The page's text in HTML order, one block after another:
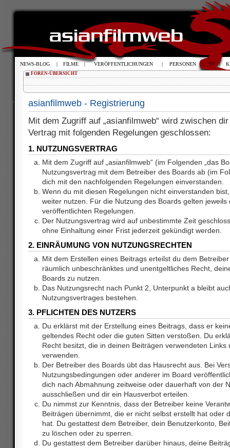
FOREN-ÜBERSICHT
asianfilmweb - Registrierung
Mit dem Zugriff auf „asianfilmweb“ wird zwischen
Vertrag mit folgenden Regelungen geschlossen:
1. NUTZUNGSVERTRAG
Mit dem Zugriff auf „asianfilmweb“ (im Folgenden „das
Nutzungsvertrag mit dem Betreiber des Boards ab (im
dich mit den nachfolgenden Regelungen einverstanden.
Wenn du mit diesen Regelungen nicht einverstanden
weiter nutzen. Für die Nutzung des Boards gelten jeweils
veröffentlichten Regelungen.
Der Nutzungsvertrag wird auf unbestimmte Zeit
ohne Einhaltung einer Frist jederzeit gekündigt werden.
2. EINRÄUMUNG VON NUTZUNGSRECHTEN
Mit dem Erstellen eines Beitrags erteilst du dem
räumlich unbeschränktes und unentgeltliches Recht,
Boards zu nutzen.
Das Nutzungsrecht nach Punkt 2, Unterpunkt a bleibt
Nutzungsvertrages bestehen.
3. PFLICHTEN DES NUTZERS
Du erklärst mit der Erstellung eines Beitrags, dass er
geltendes Recht oder die guten Sitten verstoßen. Du
Recht besitzt, die in deinen Beiträgen verwendeten Links
verwenden.
Der Betreiber des Boards übt das Hausrecht aus. Bei
Nutzungsbedingungen oder anderer im Board
dich nach Abmahnung zeitweise oder dauerhaft von der
ausschließen und dir ein Hausverbot erteilen.
Du nimmst zur Kenntnis, dass der Betreiber keine
Beiträgen übernimmt, die er nicht selbst erstellt hat oder
hat. Du gestattest dem Betreiber, dein Benutzerkonto,
zu löschen oder zu sperren.
Du gestattest dem Betreiber darüber hinaus, deine
NEWS-BLOG | FILME | VERÖFFENTLICHUNGEN | PERSONEN | TV |